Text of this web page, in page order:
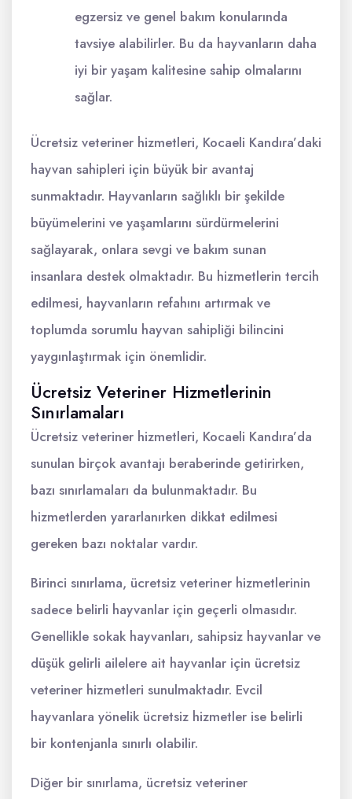
egzersiz ve genel bakım konularında
tavsiye alabilirler. Bu da hayvanların daha
iyi bir yaşam kalitesine sahip olmalarını
sağlar.
Ücretsiz veteriner hizmetleri, Kocaeli Kandıra’daki
hayvan sahipleri için büyük bir avantaj
sunmaktadır. Hayvanların sağlıklı bir şekilde
büyümelerini ve yaşamlarını sürdürmelerini
sağlayarak, onlara sevgi ve bakım sunan
insanlara destek olmaktadır. Bu hizmetlerin tercih
edilmesi, hayvanların refahını artırmak ve
toplumda sorumlu hayvan sahipliği bilincini
yaygınlaştırmak için önemlidir.
Ücretsiz Veteriner Hizmetlerinin
Sınırlamaları
Ücretsiz veteriner hizmetleri, Kocaeli Kandıra’da
sunulan birçok avantajı beraberinde getirirken,
bazı sınırlamaları da bulunmaktadır. Bu
hizmetlerden yararlanırken dikkat edilmesi
gereken bazı noktalar vardır.
Birinci sınırlama, ücretsiz veteriner hizmetlerinin
sadece belirli hayvanlar için geçerli olmasıdır.
Genellikle sokak hayvanları, sahipsiz hayvanlar ve
düşük gelirli ailelere ait hayvanlar için ücretsiz
veteriner hizmetleri sunulmaktadır. Evcil
hayvanlara yönelik ücretsiz hizmetler ise belirli
bir kontenjanla sınırlı olabilir.
Diğer bir sınırlama, ücretsiz veteriner